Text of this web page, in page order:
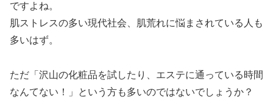
ですよね。
肌ストレスの多い現代社会、肌荒れに悩まされている人も
多いはず。
ただ「沢山の化粧品を試したり、エステに通っている時間
なんてない！」という方も多いのではないでしょうか？